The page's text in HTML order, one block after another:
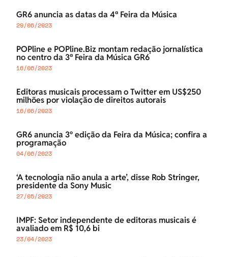
GR6 anuncia as datas da 4ª Feira da Música
29/06/2023
POPline e POPline.Biz montam redação jornalística
no centro da 3ª Feira da Música GR6
16/06/2023
Editoras musicais processam o Twitter em US$250
milhões por violação de direitos autorais
16/06/2023
GR6 anuncia 3º edição da Feira da Música; confira a
programação
04/06/2023
‘A tecnologia não anula a arte’, disse Rob Stringer,
presidente da Sony Music
27/05/2023
IMPF: Setor independente de editoras musicais é
avaliado em R$ 10,6 bi
23/04/2023